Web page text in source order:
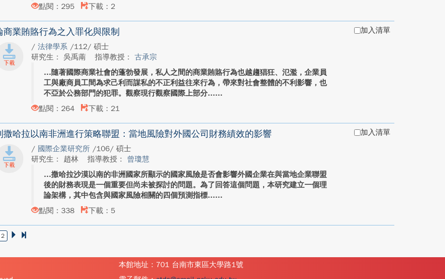
點閱：295
下載：2
商業賄賂行為之入罪化與限制
/法律學系 /112/ 碩士
研究生： 吳禹萳
指導教授：古承宗
隨著國際商業社會的蓬勃發展，私人之間的商業賄賂行為也越趨猖狂、氾濫，企業員
工與廠商員工間為求己利而謀私的不正利益往來行為，帶來對社會整體的不利影響，也
不亞於公務部門的犯罪。觀察現行觀察國際上部分...
點閱：264
下載：21
加入清單
撒哈拉以南非洲進行策略聯盟：當地風險對外國公司財務績效的影響
/ 國際企業研究所 /106/ 碩士
研究生： 趙林
指導教授： 曾瓊慧
撒哈拉沙漠以南的非洲國家所顯示的國家風險是否會影響外國企業在與當地企業聯盟
後的財務表現是一個重要但尚未被探討的問題。為了回答這個問題，本研究建立一個理
論架構，其中包含與國家風險相關的四個預測指標...
點閱：338
下載：5
加入清單
2
本館地址：701 台南市東區大學路1號